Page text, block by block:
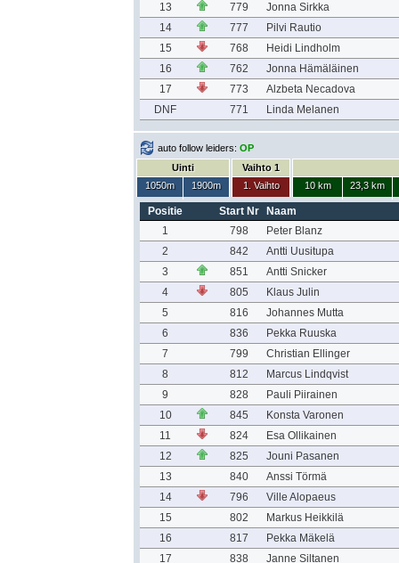
13
779
Jonna Sirkka
14
777
Pilvi Rautio
15
768
Heidi Lindholm
16
762
Jonna Hämäläinen
17
773
Alzbeta Necadova
DNF
771 Linda Melanen
auto follow leiders: OP
Uinti
1050m
1900m
Vaihto 1
1. Vaihto
10 km 23,3 km
Positie Start Nr
Naam
1
798
Peter Blanz
2
842
Antti Uusitupa
3
851
Antti Snicker
4
805
Klaus Julin
5
816
Johannes Mutta
6
836
Pekka Ruuska
7
799
Christian Ellinger
8
812
Marcus Lindqvist
9
828
Pauli Piirainen
10
845
Konsta Varonen
11
824
Esa Ollikainen
12
825
Jouni Pasanen
13
840
Anssi Törmä
14
796
Ville Alopaeus
15
802
Markus Heikkilä
16
817
Pekka Mäkelä
17
838 Janne Siltanen